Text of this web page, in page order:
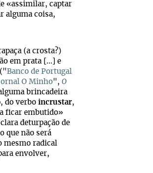
«assimilar, captar
alguma coisa,
(a crosta?)
em prata [...] e
Banco de Portugal
O Minho", O
brincadeira
, do verbo incrustar,
ficar embutido»
deturpação de
que não será
mesmo radical
envolver,